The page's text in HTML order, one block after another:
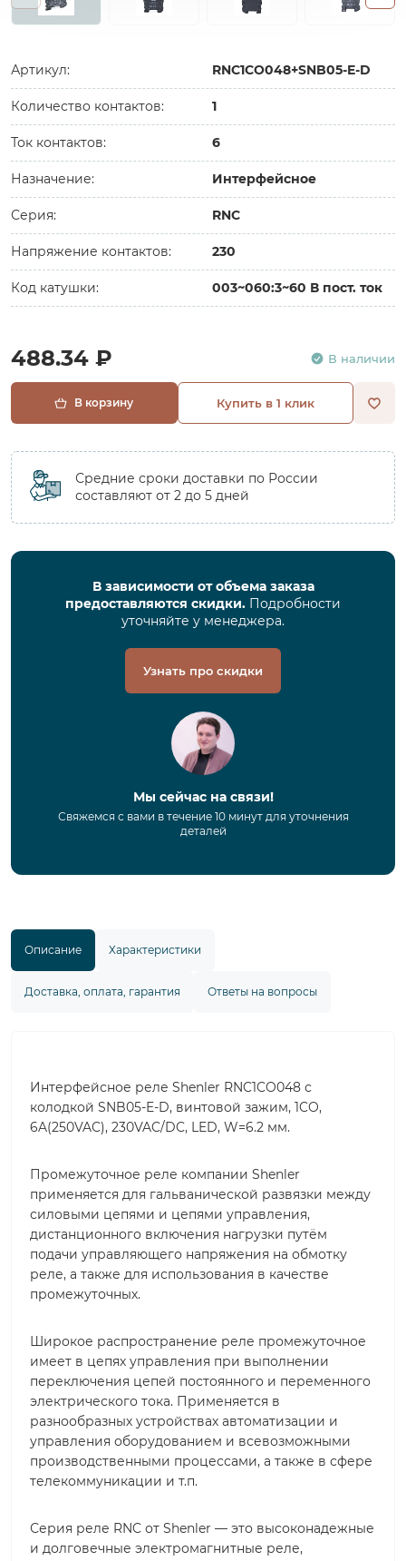
Артикул: RNC1CO048+SNB05-E-D
Количество контактов: 1
Ток контактов: 6
Назначение: Интерфейсное
Серия: RNC
Напряжение контактов: 230
Код катушки: 003~060:3~60 В пост. ток
488.34 ₽ В наличии
В корзину Купить в 1 клик
Средние сроки доставки по России
составляют от 2 до 5 дней
В зависимости от объема заказа
предоставляются скидки. Подробности
уточняйте у менеджера.
Узнать про скидки
Мы сейчас на связи!
Свяжемся с вами в течение 10 минут для уточнения
деталей
Описание Характеристики
Доставка, оплата, гарантия Ответы на вопросы
Интерфейсное реле Shenler RNC1CO048 с
колодкой SNB05-E-D, винтовой зажим, 1CO,
6A(250VAC), 230VAC/DC, LED, W=6.2 мм.
Промежуточное реле компании Shenler
применяется для гальванической развязки между
силовыми цепями и цепями управления,
дистанционного включения нагрузки путём
подачи управляющего напряжения на обмотку
реле, а также для использования в качестве
промежуточных.
Широкое распространение реле промежуточное
имеет в цепях управления при выполнении
переключения цепей постоянного и переменного
электрического тока. Применяется в
разнообразных устройствах автоматизации и
управления оборудованием и всевозможными
производственными процессами, а также в сфере
телекоммуникации и т.п.
Серия реле RNC от Shenler — это высоконадежные
и долговечные электромагнитные реле,